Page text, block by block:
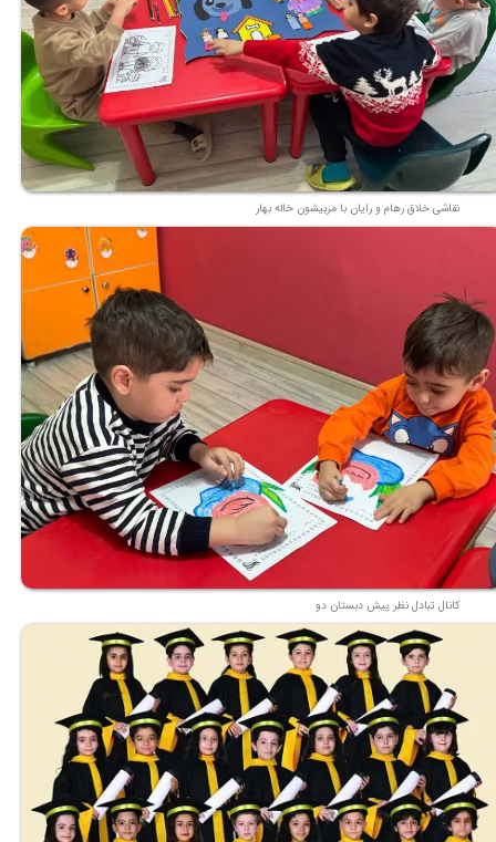
نقاشی خلاق رهام و رایان با مربیشون خاله بهار
کانال تبادل نظر پیش دبستان دو